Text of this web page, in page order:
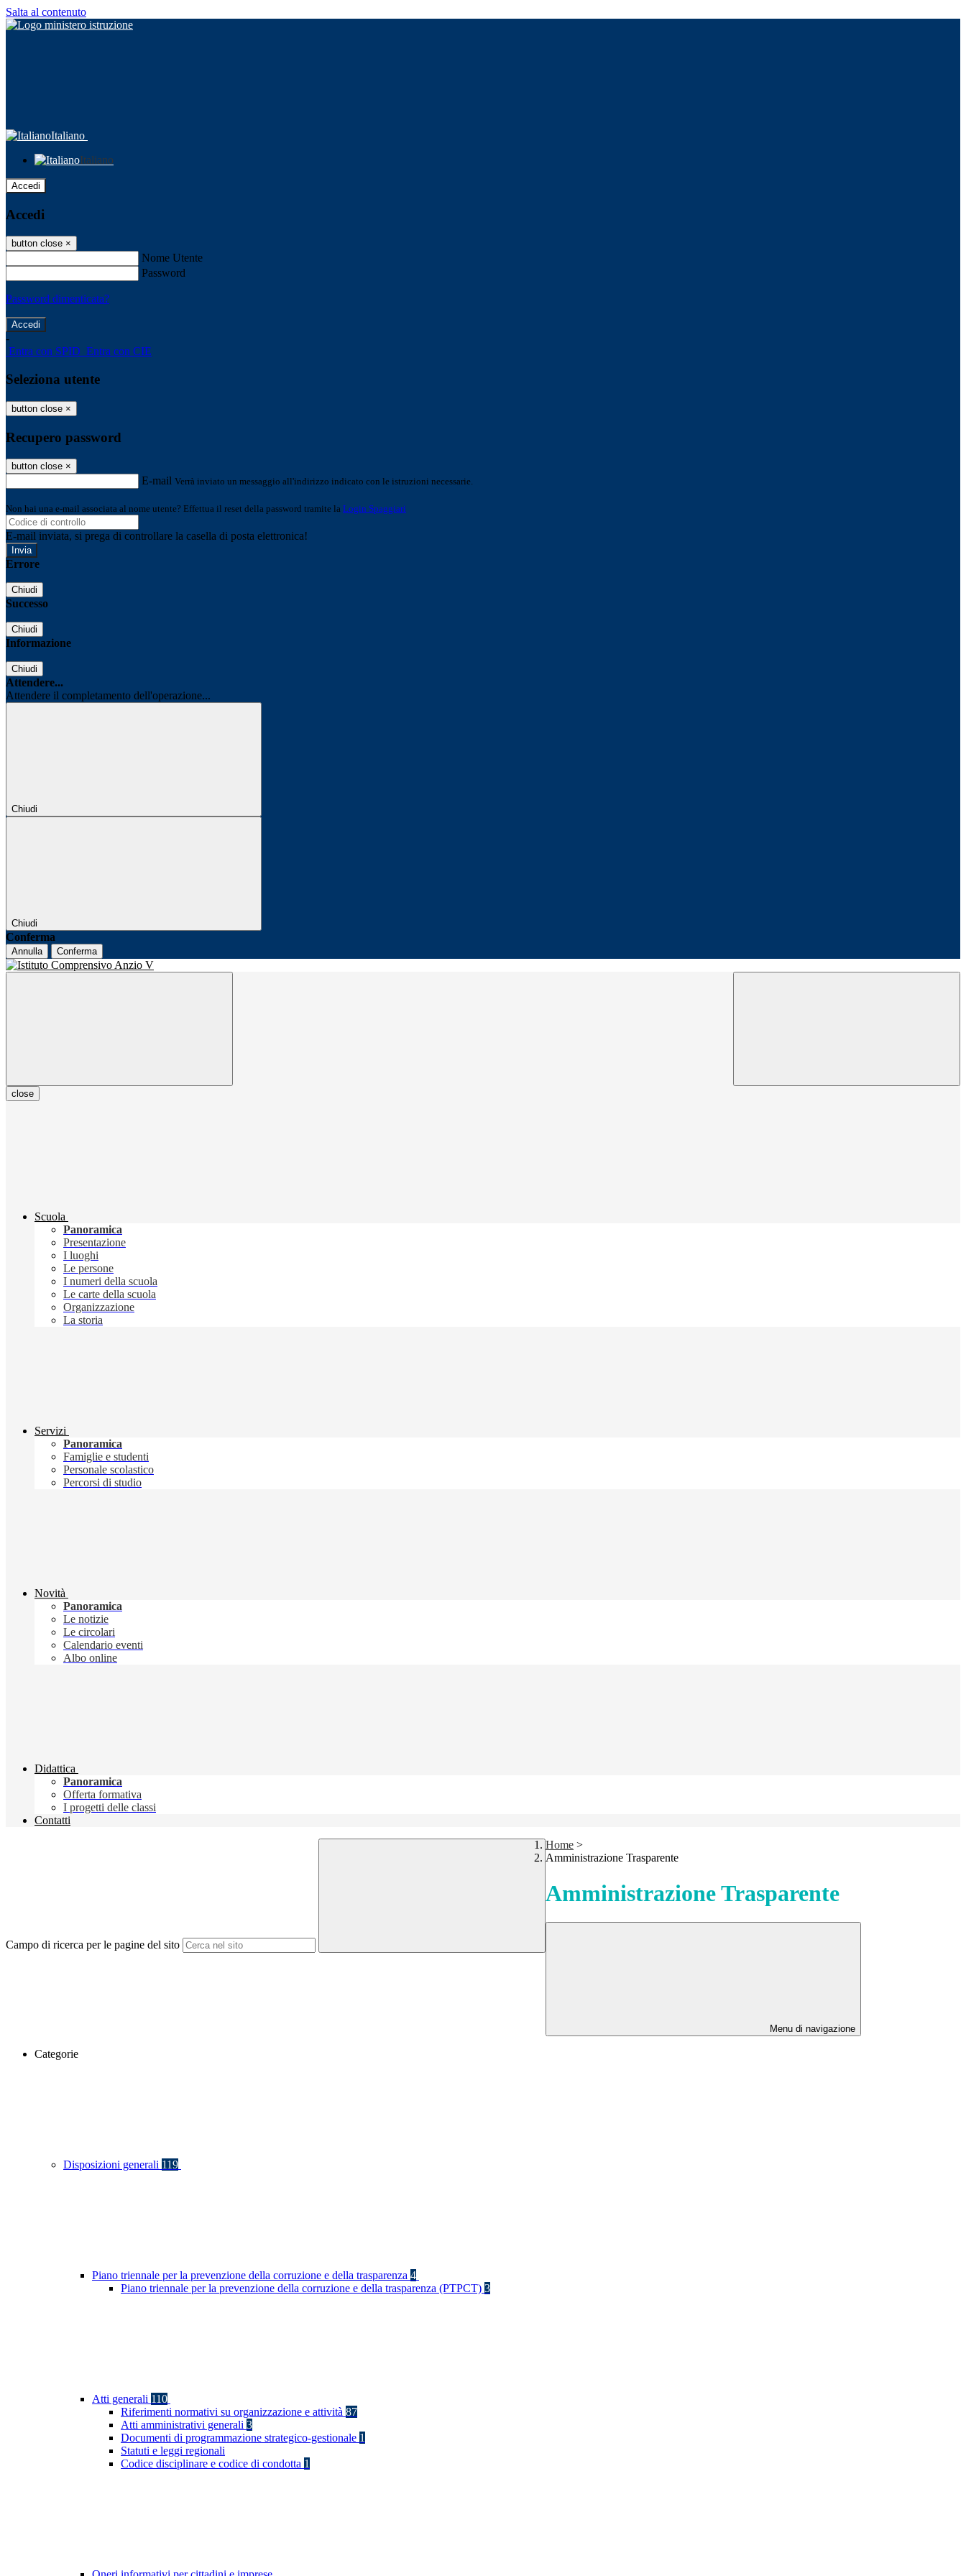
Salta al contenuto
Italiano
Italiano
Accedi
Accedi
button close ×
Nome Utente
Password
Password dimenticata?
-
Entra con SPID Entra con CIE
Seleziona utente
button close ×
Recupero password
button close ×
E-mail Verrà inviato un messaggio all'indirizzo indicato con le istruzioni necessarie.
Non hai una e-mail associata al nome utente? Effettua il reset della password tramite la Login Spaggiari
E-mail inviata, si prega di controllare la casella di posta elettronica!
Errore
Chiudi
Successo
Chiudi
Informazione
Chiudi
Attendere...
Attendere il completamento dell'operazione...
Chiudi
Chiudi
Conferma
Annulla Conferma
close
Scuola
Panoramica
Presentazione
I luoghi
Le persone
I numeri della scuola
Le carte della scuola
Organizzazione
La storia
Servizi
Panoramica
Famiglie e studenti
Personale scolastico
Percorsi di studio
Novità
Panoramica
Le notizie
Le circolari
Calendario eventi
Albo online
Didattica
Panoramica
Offerta formativa
I progetti delle classi
Contatti
Campo di ricerca per le pagine del sito
Home >
Amministrazione Trasparente
Amministrazione Trasparente
Menu di navigazione
Categorie
Disposizioni generali 119
Piano triennale per la prevenzione della corruzione e della trasparenza 4
Piano triennale per la prevenzione della corruzione e della trasparenza (PTPCT) 3
Atti generali 110
Riferimenti normativi su organizzazione e attività 87
Atti amministrativi generali 3
Documenti di programmazione strategico-gestionale 1
Statuti e leggi regionali
Codice disciplinare e codice di condotta 1